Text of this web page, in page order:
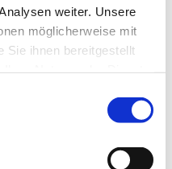
weiter. Unsere
möglicherweise mit
Sie ihnen bereitgestellt